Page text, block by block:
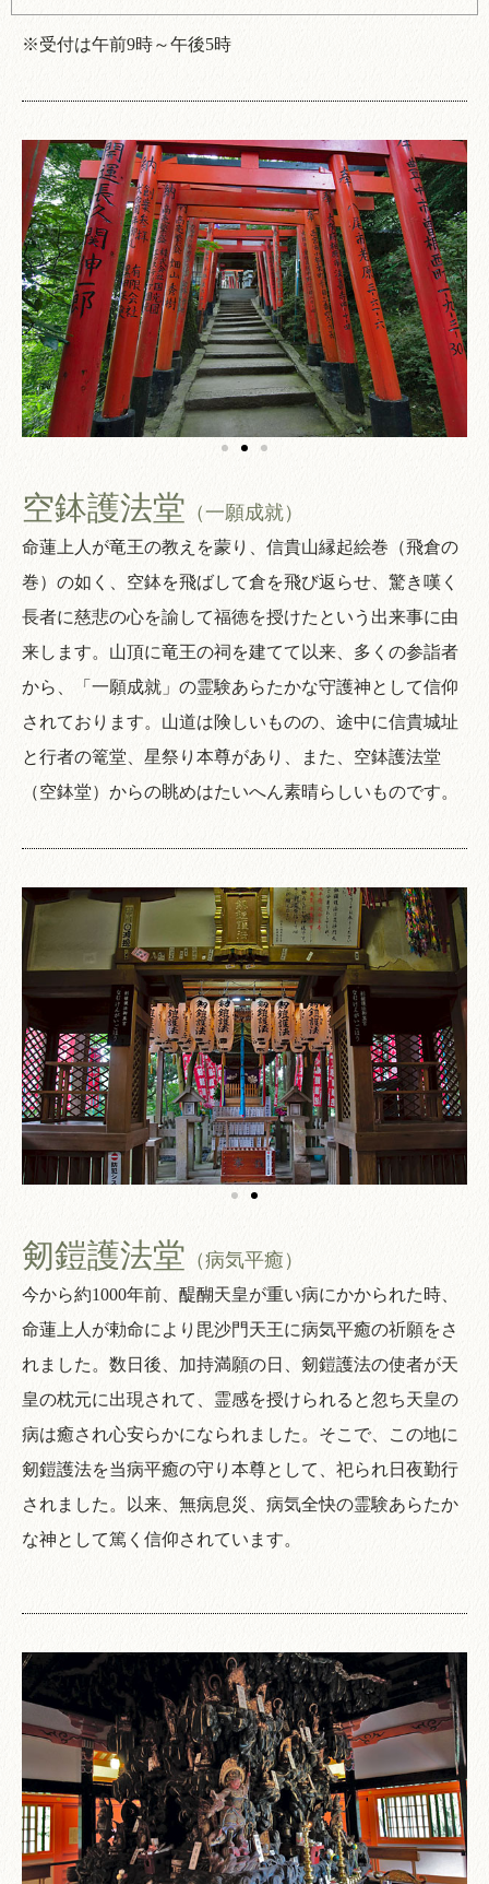
※受付は午前9時～午後5時
空鉢護法堂 （一願成就）
命蓮上人が竜王の教えを蒙り、信貴山縁起絵巻（飛倉の
巻）の如く、空鉢を飛ばして倉を飛び返らせ、驚き嘆く
長者に慈悲の心を諭して福徳を授けたという出来事に由
来します。山頂に竜王の祠を建てて以来、多くの参詣者
から、「一願成就」の霊験あらたかな守護神として信仰
されております。山道は険しいものの、途中に信貴城址
と行者の篭堂、星祭り本尊があり、また、空鉢護法堂
（空鉢堂）からの眺めはたいへん素晴らしいものです。
剱鎧護法堂 （病気平癒）
今から約1000年前、醍醐天皇が重い病にかかられた時、
命蓮上人が勅命により毘沙門天王に病気平癒の祈願をさ
れました。数日後、加持満願の日、剱鎧護法の使者が天
皇の枕元に出現されて、霊感を授けられると忽ち天皇の
病は癒され心安らかになられました。そこで、この地に
剱鎧護法を当病平癒の守り本尊として、祀られ日夜勤行
されました。以来、無病息災、病気全快の霊験あらたか
な神として篤く信仰されています。